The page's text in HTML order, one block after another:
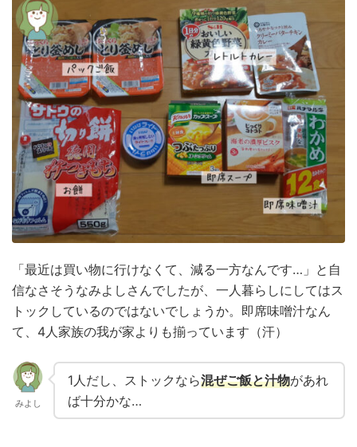
「最近は買い物に行けなくて、減る一方なんです…」と自
信なさそうなみよしさんでしたが、一人暮らしにしてはス
トックしているのではないでしょうか。即席味噌汁なん
て、4人家族の我が家よりも揃っています（汗）
みよし
1人だし、ストックなら混ぜご飯と汁物があれ
ば十分かな…